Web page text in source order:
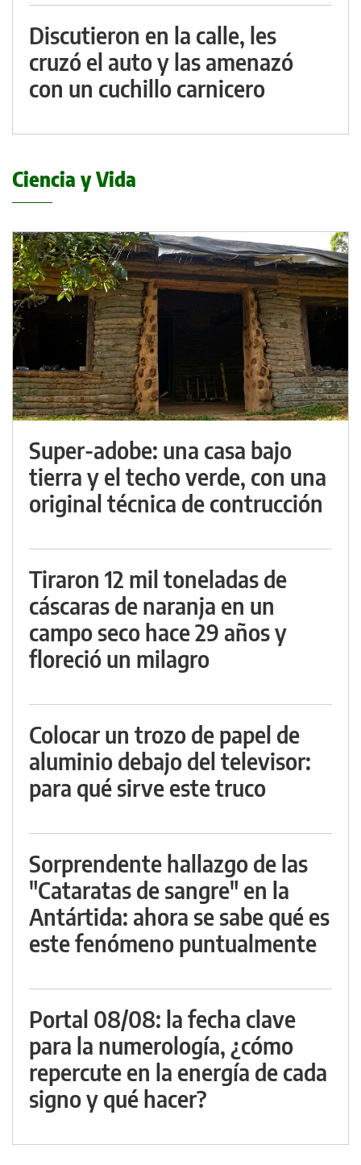
Discutieron en la calle, les
cruzó el auto y las amenazó
con un cuchillo carnicero
Ciencia y Vida
Super-adobe: una casa bajo
tierra y el techo verde, con una
original técnica de contrucción
Tiraron 12 mil toneladas de
cáscaras de naranja en un
campo seco hace 29 años y
floreció un milagro
Colocar un trozo de papel de
aluminio debajo del televisor:
para qué sirve este truco
Sorprendente hallazgo de las
"Cataratas de sangre" en la
Antártida: ahora se sabe qué es
este fenómeno puntualmente
Portal 08/08: la fecha clave
para la numerología, ¿cómo
repercute en la energía de cada
signo y qué hacer?